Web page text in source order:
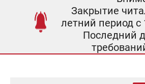
Закрытие
летний период с
Последний